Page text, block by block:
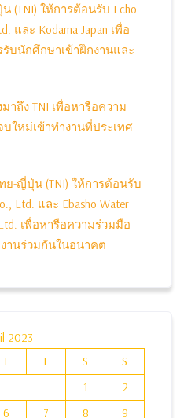
(TNI) ให้การต้อนรับ Echo
และ Kodama Japan เพื่อ
บนักศึกษาเข้าฝึกงานและ
มาถึง TNI เพื่อหารือความ
ใหม่เข้าทำงานที่ประเทศ
-ญี่ปุ่น (TNI) ให้การต้อนรับ
Ltd. และ Ebasho Water
Ltd. เพื่อหารือความร่วมมือ
านร่วมกันในอนาคต
2023
T F S
S
1
2
6 7 8
9